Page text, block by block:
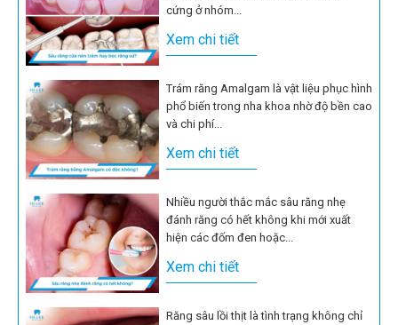
cứng ở nhóm...
Xem chi tiết
Trám răng Amalgam là vật liệu phục hình
phổ biến trong nha khoa nhờ độ bền cao
và chi phí...
Xem chi tiết
Nhiều người thắc mắc sâu răng nhẹ
đánh răng có hết không khi mới xuất
hiện các đốm đen hoặc...
Xem chi tiết
Răng sâu lồi thịt là tình trạng không chỉ